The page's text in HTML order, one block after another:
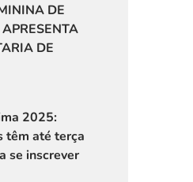
DE
DE
2025:
têm até terça
se inscrever